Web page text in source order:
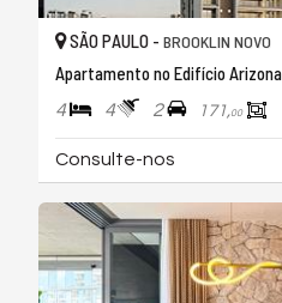
SÃO PAULO - BROOKLIN NOVO
Apartamento no Edifício
4 4 2 171,00
Consulte-nos